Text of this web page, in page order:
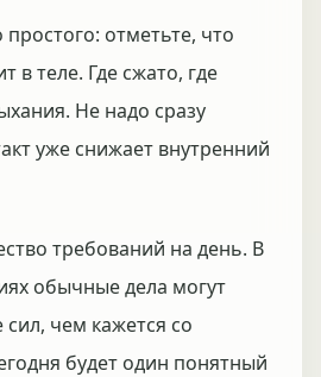
отметьте, что
в теле. Где сжато, где
Не надо сразу
уже снижает внутренний
требований на день. В
обычные дела могут
чем кажется со
будет один понятный